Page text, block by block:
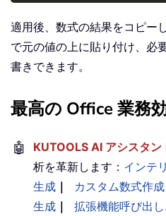
適用後、数式の結果をコピー
で元の値の上に貼り付け、必
書きできます。
最高の Office 業務
🤖 KUTOOLS AI アシスタン
析を革新します： インテ
生成 ｜ カスタム数式作成
生成 ｜ 拡張機能呼び出し